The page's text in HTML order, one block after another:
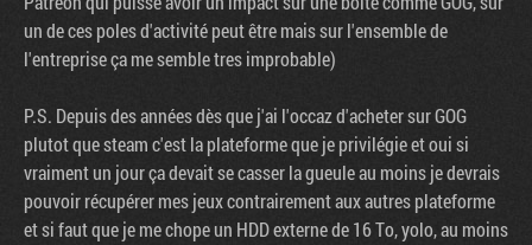
un de ces poles d'activité peut être mais sur l'ensemble de
l'entreprise ça me semble tres improbable)
P.S. Depuis des années dès que j'ai l'occaz d'acheter sur GOG
plutot que steam c'est la plateforme que je privilégie et oui si
vraiment un jour ça devait se casser la gueule au moins je devrais
pouvoir récupérer mes jeux contrairement aux autres plateforme
et si faut que je me chope un HDD externe de 16 To, yolo, au moins